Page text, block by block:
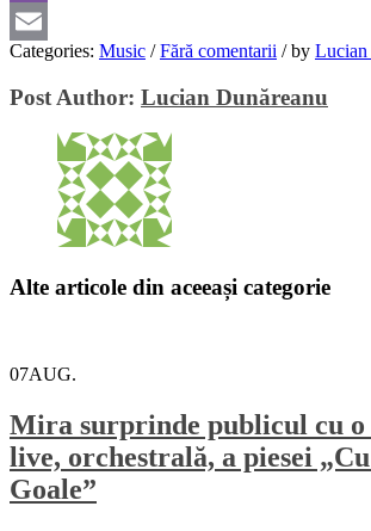
Viber
Email
Categories: Music / Fără comentarii /by Lucian
Post Author: Lucian Dunăreanu
Alte articole din aceeași categorie
07AUG.
Mira surprinde publicul cu o
live, orchestrală, a piesei
Goale”